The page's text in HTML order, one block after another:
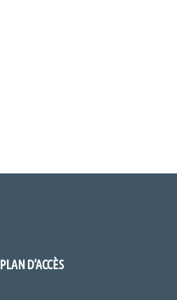
PLAN D’ACCÈS